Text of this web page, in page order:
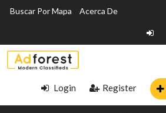
Buscar Por Mapa Acerca De
Login Register